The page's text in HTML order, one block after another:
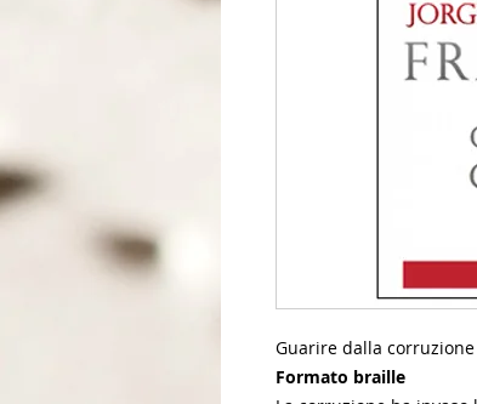
Guarire dalla corruzione
Formato braille